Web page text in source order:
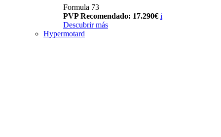
Formula 73
PVP Recomendado: 17.290€ i
Descubrir más
Hypermotard